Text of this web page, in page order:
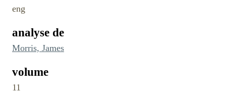
eng
analyse de
Morris, James
volume
11